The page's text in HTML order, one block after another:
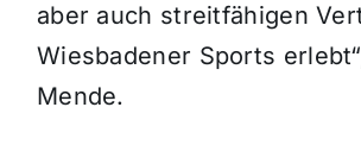
aber auch streitfähigen
Wiesbadener Sports
Mende.